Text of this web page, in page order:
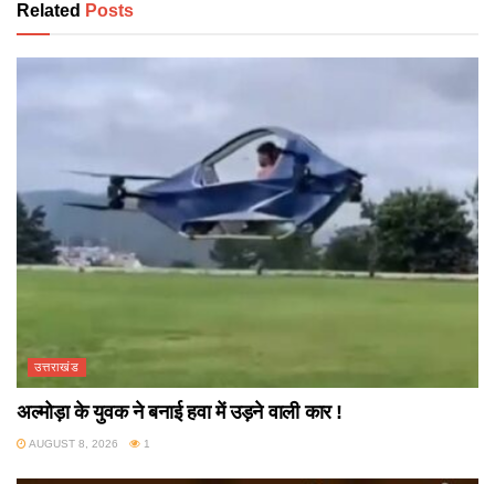
Related Posts
उत्तराखंड
अल्मोड़ा के युवक ने बनाई हवा में उड़ने वाली कार !
AUGUST 8, 2026 1